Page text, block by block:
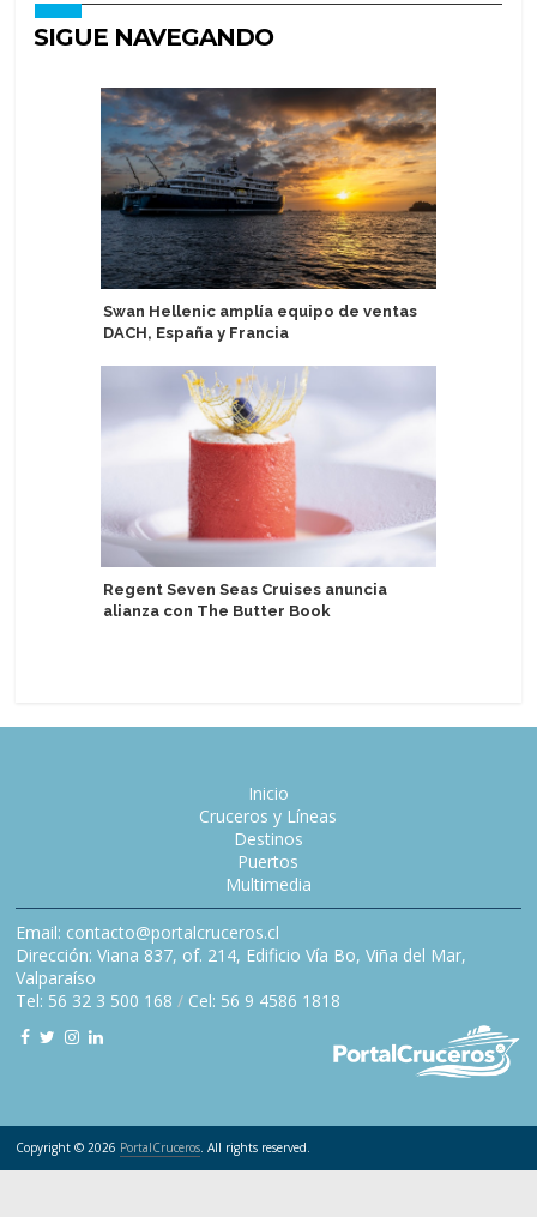
SIGUE NAVEGANDO
Swan Hellenic amplía equipo de ventas
DACH, España y Francia
Regent Seven Seas Cruises anuncia
alianza con The Butter Book
Inicio
Cruceros y Líneas
Destinos
Puertos
Multimedia
Email: contacto@portalcruceros.cl
Dirección: Viana 837, of. 214, Edificio Vía Bo, Viña del Mar,
Valparaíso
Tel: 56 32 3 500 168 / Cel: 56 9 4586 1818
Copyright © 2026 PortalCruceros. All rights reserved.